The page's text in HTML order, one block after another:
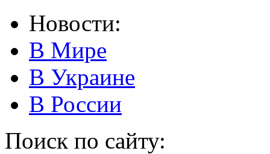
Новости:
В Мире
В Украине
В России
Поиск по сайту: